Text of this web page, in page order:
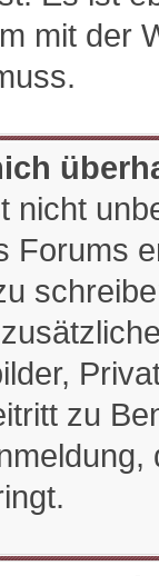
mit der
nicht
Forums
zu